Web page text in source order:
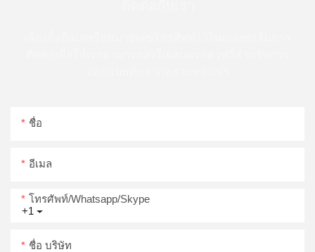
ชื่อ
อีเมล
+1
โทรศัพท์/whatsapp/skype
ชื่อ บริษัท